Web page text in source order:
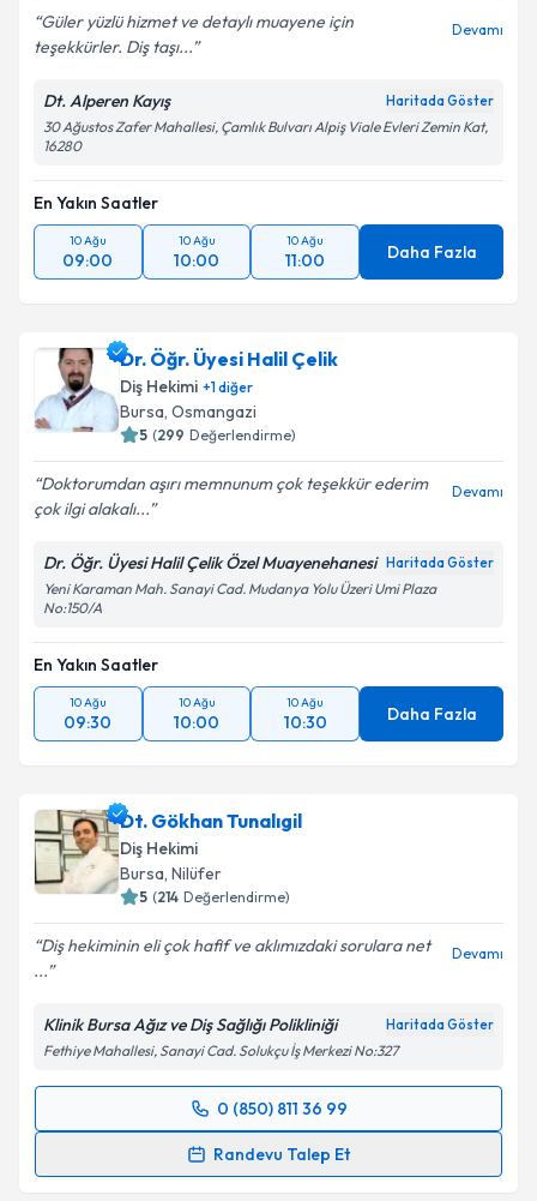
Güler yüzlü hizmet ve detaylı muayene için
teşekkürler. Diş taşı...
Devamı
Dt. Alperen Kayış Haritada Göster
30 Ağustos Zafer Mahallesi, Çamlık Bulvarı Alpiş Viale Evleri Zemin Kat,
16280
En Yakın Saatler
10 Ağu
09:00
10 Ağu
10:00
10 Ağu
11:00 Daha Fazla
Dr. Öğr. Üyesi Halil Çelik
Diş Hekimi +1diğer
Bursa, Osmangazi
5 (299 Değerlendirme)
Doktorumdan aşırı memnunum çok teşekkür ederim
çok ilgi alakalı...
Devamı
Dr. Öğr. Üyesi Halil Çelik Özel Muayenehanesi Haritada Göster
Yeni Karaman Mah. Sanayi Cad. Mudanya Yolu Üzeri Umi Plaza
No:150/A
En Yakın Saatler
10 Ağu
09:30
10 Ağu
10:00
10 Ağu
10:30 Daha Fazla
Dt. Gökhan Tunalıgil
Diş Hekimi
Bursa, Nilüfer
5 (214 Değerlendirme)
Diş hekiminin eli çok hafif ve aklımızdaki sorulara net
...
Devamı
Klinik Bursa Ağız ve Diş Sağlığı Polikliniği Haritada Göster
Fethiye Mahallesi, Sanayi Cad. Solukçu İş Merkezi No:327
0 (850) 811 36 99
Randevu Talep Et
Randevu Takvimi Talebi